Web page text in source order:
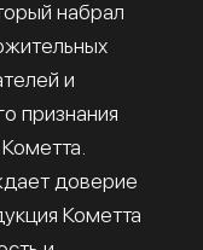
набрал
и
признания
доверие
Кометта